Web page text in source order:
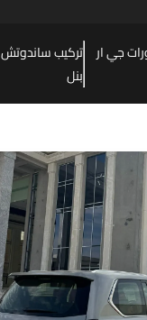
جي ار
تركيب ساندوتش
بنل